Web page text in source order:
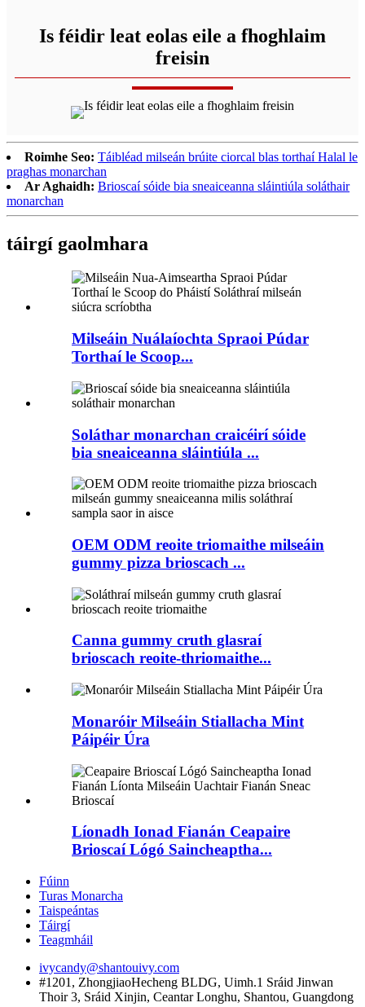
Is féidir leat eolas eile a fhoghlaim
freisin
Roimhe Seo: Táibléad milseán brúite ciorcal blas torthaí Halal le
praghas monarchan
Ar Aghaidh: Brioscaí sóide bia sneaiceanna sláintiúla soláthair
monarchan
táirgí gaolmhara
Milseáin Nuálaíochta Spraoi Púdar
Torthaí le Scoop...
Soláthar monarchan craicéirí sóide
bia sneaiceanna sláintiúla ...
OEM ODM reoite triomaithe milseáin
gummy pizza brioscach ...
Canna gummy cruth glasraí
brioscach reoite-thriomaithe...
Monaróir Milseáin Stiallacha Mint
Páipéir Úra
Líonadh Ionad Fianán Ceapaire
Brioscaí Lógó Saincheaptha...
Fúinn
Turas Monarcha
Taispeántas
Táirgí
Teagmháil
ivycandy@shantouivy.com
#1201, ZhongjiaoHecheng BLDG, Uimh.1 Sráid Jinwan
Thoir 3, Sráid Xinjin, Ceantar Longhu, Shantou, Guangdong